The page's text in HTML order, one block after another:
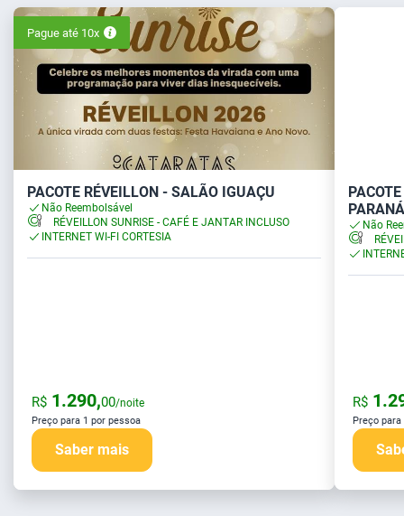
Pague até 10x
PACOTE RÉVEILLON - SALÃO IGUAÇU
Não Reembolsável
RÉVEILLON SUNRISE - CAFÉ E JANTAR INCLUSO
INTERNET WI-FI CORTESIA
R$ 1.290,00/noite
Preço para 1 por pessoa
Saber mais
PARANÁ
Não
R$
Preço